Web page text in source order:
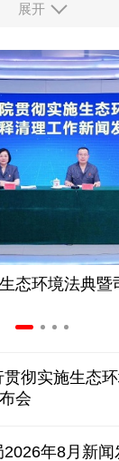
打出“组合拳”
中国让AI变
业实现营业收
证中非合作新气
解码今夏的
超车 如何“皖”
成协议但并不
展开
态环境法典暨
彻实施生态
会
年8月新闻